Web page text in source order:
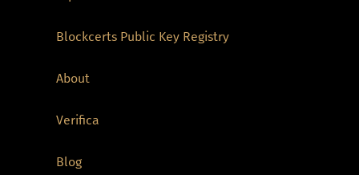
Blockcerts Public Key Registry
About
Verifica
Blog